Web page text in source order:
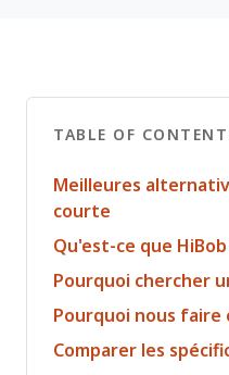
TABLE OF
Meilleures
courte
Qu'est-ce que HiBob
Pourquoi chercher
Pourquoi nous faire
Comparer les